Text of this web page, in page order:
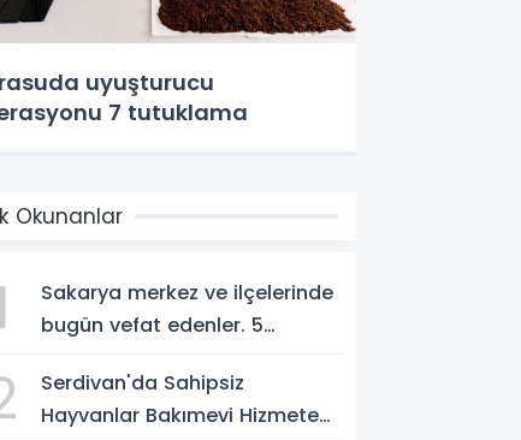
uyuşturucu
7 tutuklama
Okunanlar
Sakarya merkez ve ilçelerinde
bugün vefat edenler. 5
Serdivan'da Sahipsiz
Hayvanlar Bakımevi Hizmete